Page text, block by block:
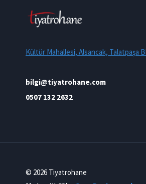
Kültür Mahallesi, Alsancak, Talatpaşa
bilgi@tiyatrohane.com
0507 132 2632
© 2026 Tiyatrohane